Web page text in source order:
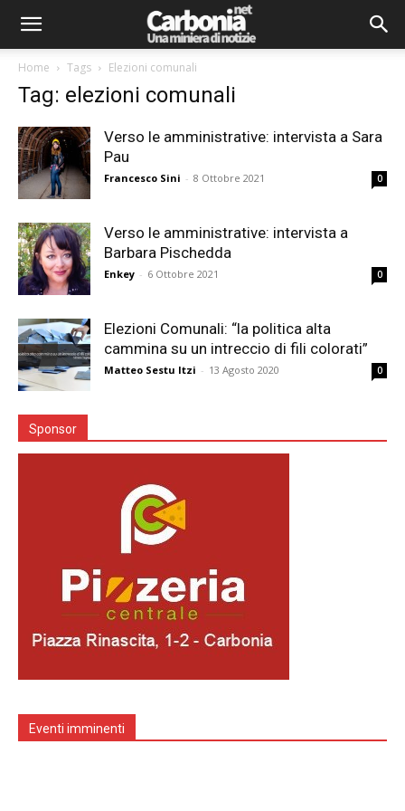
Home Tags Elezioni comunali
Tag: elezioni comunali
Verso le amministrative: intervista a Sara
Pau
Francesco Sini - 8 Ottobre 2021 0
Verso le amministrative: intervista a
Barbara Pischedda
Enkey - 6 Ottobre 2021 0
Elezioni Comunali: “la politica alta
cammina su un intreccio di fili colorati”
Matteo Sestu Itzi - 13 Agosto 2020 0
Sponsor
Eventi imminenti